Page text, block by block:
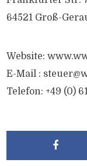
64521 Groß-
Website:
E-Mail :
Telefon: +49 (0)